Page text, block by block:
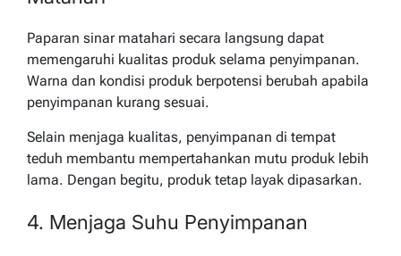
Paparan sinar matahari secara langsung dapat
memengaruhi kualitas produk selama penyimpanan.
Warna dan kondisi produk berpotensi berubah apabila
penyimpanan kurang sesuai.
Selain menjaga kualitas, penyimpanan di tempat
teduh membantu mempertahankan mutu produk lebih
lama. Dengan begitu, produk tetap layak dipasarkan.
4. Menjaga Suhu Penyimpanan